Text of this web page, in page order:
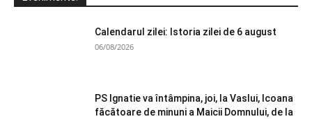
Calendarul zilei: Istoria zilei de 6 august
06/08/2026
PS Ignatie va întâmpina, joi, la Vaslui, Icoana
făcătoare de minuni a Maicii Domnului, de la